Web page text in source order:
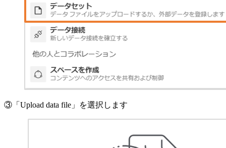
③「Upload data file」を選択します